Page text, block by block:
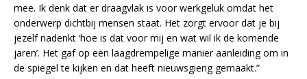
mee. Ik denk dat er draagvlak is voor werkgeluk omdat het
onderwerp dichtbij mensen staat. Het zorgt ervoor dat je bij
jezelf nadenkt ‘hoe is dat voor mij en wat wil ik de komende
jaren’. Het gaf op een laagdrempelige manier aanleiding om in
de spiegel te kijken en dat heeft nieuwsgierig gemaakt.”